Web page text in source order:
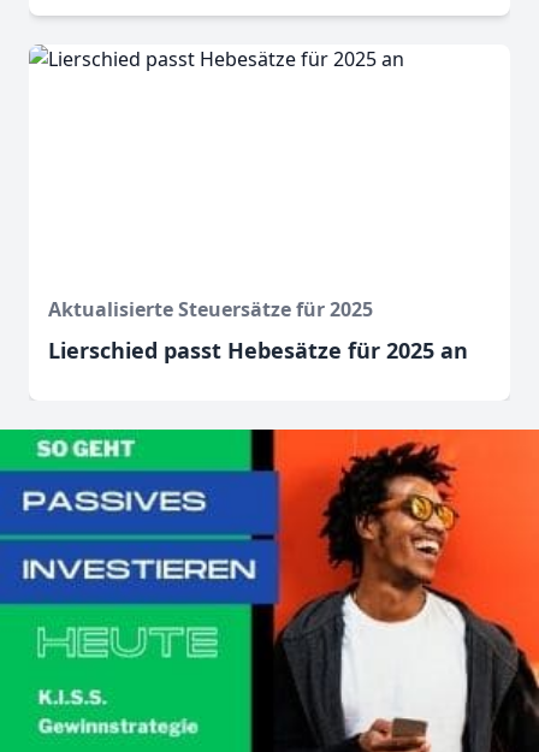
Aktualisierte Steuersätze für 2025
Lierschied passt Hebesätze für 2025 an